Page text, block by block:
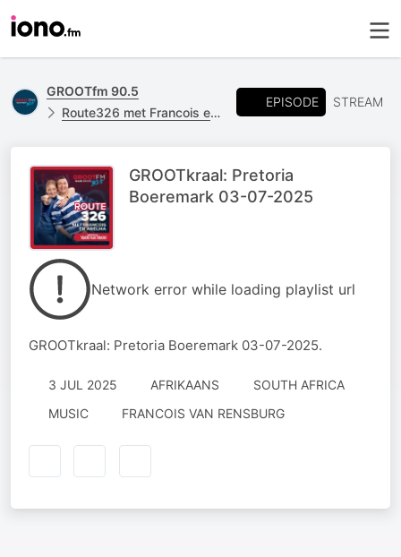
GROOTfm 90.5
Route326 met Francois en Anelma
EPISODE STREAM
GROOTkraal: Pretoria
Boeremark 03-07-2025
Network error while loading playlist url
GROOTkraal: Pretoria Boeremark 03-07-2025.
3 JUL 2025 AFRIKAANS
SOUTH AFRICA
MUSIC
FRANCOIS VAN RENSBURG